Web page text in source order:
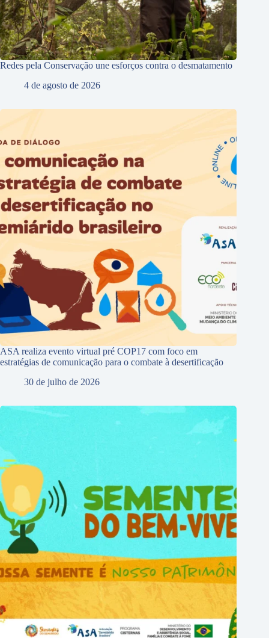
Redes pela Conservação une esforços contra o desmatamento
4 de agosto de 2026
ASA realiza evento virtual pré COP17 com foco em
estratégias de comunicação para o combate à desertificação
30 de julho de 2026